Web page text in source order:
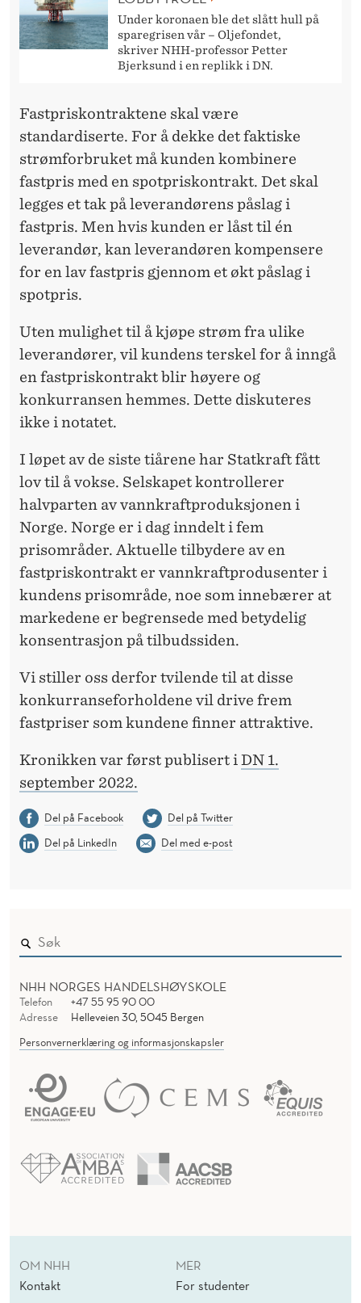
Under koronaen ble det slått hull på
sparegrisen vår – Oljefondet,
skriver NHH-professor Petter
Bjerksund i en replikk i DN.
Fastpriskontraktene skal være
standardiserte. For å dekke det faktiske
strømforbruket må kunden kombinere
fastpris med en spotpriskontrakt. Det skal
legges et tak på leverandørens påslag i
fastpris. Men hvis kunden er låst til én
leverandør, kan leverandøren kompensere
for en lav fastpris gjennom et økt påslag i
spotpris.
Uten mulighet til å kjøpe strøm fra ulike
leverandører, vil kundens terskel for å inngå
en fastpriskontrakt blir høyere og
konkurransen hemmes. Dette diskuteres
ikke i notatet.
I løpet av de siste tiårene har Statkraft fått
lov til å vokse. Selskapet kontrollerer
halvparten av vannkraftproduksjonen i
Norge. Norge er i dag inndelt i fem
prisområder. Aktuelle tilbydere av en
fastpriskontrakt er vannkraftprodusenter i
kundens prisområde, noe som innebærer at
markedene er begrensede med betydelig
konsentrasjon på tilbudssiden.
Vi stiller oss derfor tvilende til at disse
konkurranseforholdene vil drive frem
fastpriser som kundene finner attraktive.
Kronikken var først publisert i DN 1.
september 2022.
Del på Facebook
Del på Twitter
Del på LinkedIn
Del med e-post
NHH NORGES HANDELSHØYSKOLE
Telefon
+47 55 95 90 00
Adresse
Helleveien 30, 5045 Bergen
Personvernerklæring og informasjonskapsler
OM NHH
Kontakt
MER
For studenter